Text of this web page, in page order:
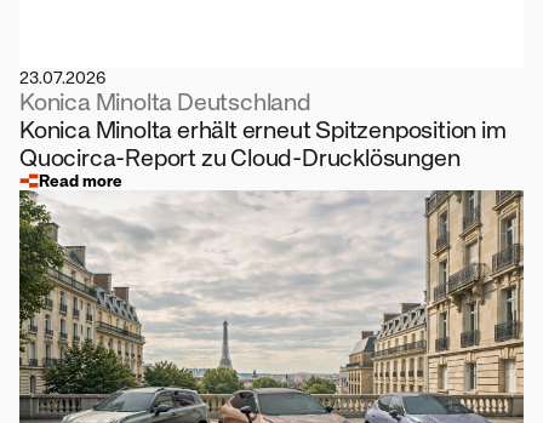
23.07.2026
Konica Minolta Deutschland
Konica Minolta erhält erneut Spitzenposition im
Quocirca-Report zu Cloud-Drucklösungen
Read more